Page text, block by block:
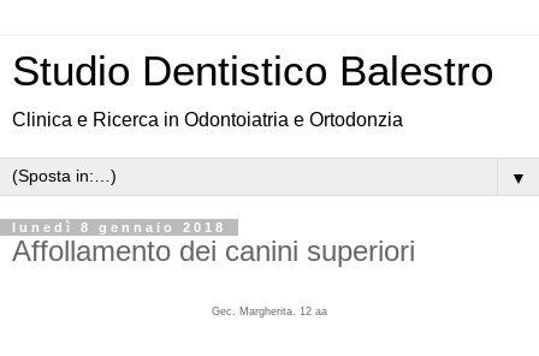
Studio Dentistico Balestro
Clinica e Ricerca in Odontoiatria e Ortodonzia
▼
lunedì 8 gennaio 2018
Affollamento dei canini superiori
Gec. Margherita. 12 aa